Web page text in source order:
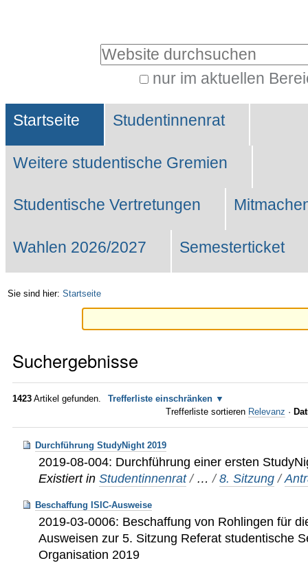
Website durchsuchen
nur im aktuellen
Suche…
Sektionen
Startseite Studentinnenrat
Weitere studentische Gremien
Studentische Vertretungen
Wahlen 2026/2027 Semesterticket
Sie sind hier: Startseite
Suchergebnisse
1423 Artikel gefunden.
Trefferliste einschränken
Trefferliste sortieren Relevanz ·
Durchführung StudyNight 2019
2019-08-004: Durchführung einer ersten
Existiert in Studentinnenrat / …/8. Sitzung /
Beschaffung ISIC-Ausweise
2019-03-0006: Beschaffung von Rohlingen für
Ausweisen zur 5. Sitzung Referat studentische
Organisation 2019